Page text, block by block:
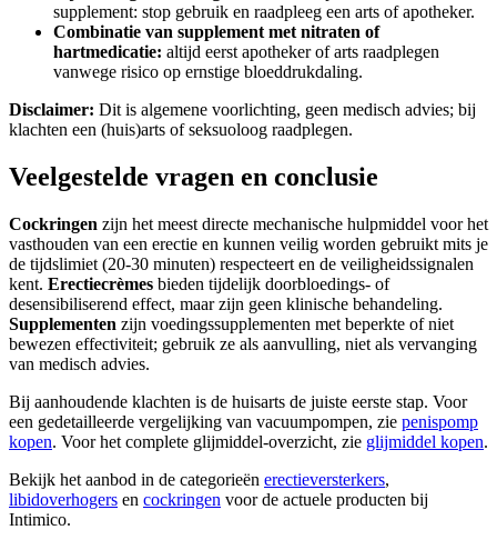
supplement: stop gebruik en raadpleeg een arts of apotheker.
Combinatie van supplement met nitraten of
hartmedicatie: altijd eerst apotheker of arts raadplegen
vanwege risico op ernstige bloeddrukdaling.
Disclaimer: Dit is algemene voorlichting, geen medisch advies; bij
klachten een (huis)arts of seksuoloog raadplegen.
Veelgestelde vragen en conclusie
Cockringen zijn het meest directe mechanische hulpmiddel voor het
vasthouden van een erectie en kunnen veilig worden gebruikt mits je
de tijdslimiet (20-30 minuten) respecteert en de veiligheidssignalen
kent. Erectiecrèmes bieden tijdelijk doorbloedings- of
desensibiliserend effect, maar zijn geen klinische behandeling.
Supplementen zijn voedingssupplementen met beperkte of niet
bewezen effectiviteit; gebruik ze als aanvulling, niet als vervanging
van medisch advies.
Bij aanhoudende klachten is de huisarts de juiste eerste stap. Voor
een gedetailleerde vergelijking van vacuumpompen, zie penispomp
kopen. Voor het complete glijmiddel-overzicht, zie glijmiddel kopen.
Bekijk het aanbod in de categorieën erectieversterkers,
libidoverhogers en cockringen voor de actuele producten bij
Intimico.